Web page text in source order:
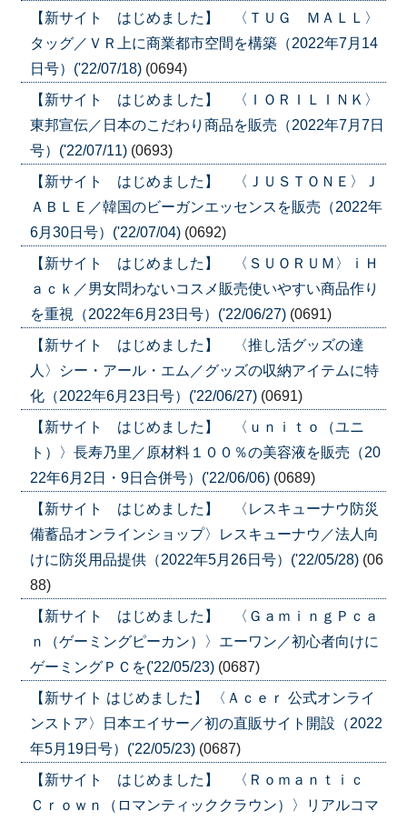
【新サイト はじめました】 〈ＴＵＧ ＭＡＬＬ〉
タッグ／ＶＲ上に商業都市空間を構築（2022年7月14
日号）('22/07/18) (0694)
【新サイト はじめました】 〈ＩＯＲＩＬＩＮＫ〉
東邦宣伝／日本のこだわり商品を販売（2022年7月7日
号）('22/07/11) (0693)
【新サイト はじめました】 〈ＪＵＳＴＯＮＥ〉Ｊ
ＡＢＬＥ／韓国のビーガンエッセンスを販売（2022年
6月30日号）('22/07/04) (0692)
【新サイト はじめました】 〈ＳＵＯＲＵＭ〉ｉＨ
ａｃｋ／男女問わないコスメ販売使いやすい商品作り
を重視（2022年6月23日号）('22/06/27) (0691)
【新サイト はじめました】 〈推し活グッズの達
人〉シー・アール・エム／グッズの収納アイテムに特
化（2022年6月23日号）('22/06/27) (0691)
【新サイト はじめました】 〈ｕｎｉｔｏ（ユニ
ト）〉長寿乃里／原材料１００％の美容液を販売（20
22年6月2日・9日合併号）('22/06/06) (0689)
【新サイト はじめました】 〈レスキューナウ防災
備蓄品オンラインショップ〉レスキューナウ／法人向
けに防災用品提供（2022年5月26日号）('22/05/28) (06
88)
【新サイト はじめました】 〈ＧａｍｉｎｇＰｃａ
ｎ（ゲーミングピーカン）〉エーワン／初心者向けに
ゲーミングＰＣを('22/05/23) (0687)
【新サイト はじめました】 〈Ａｃｅｒ 公式オンライ
ンストア〉日本エイサー／初の直販サイト開設（2022
年5月19日号）('22/05/23) (0687)
【新サイト はじめました】 〈Ｒｏｍａｎｔｉｃ
Ｃｒｏｗｎ（ロマンティッククラウン）〉リアルコマ